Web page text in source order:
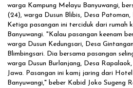
warga Kampung Melayu Banyuwangi,
(24), warga Dusun Blibis, Desa
Ketiga pasangan ini terciduk dari rumah
Banyuwangi. "Kalau pasangan keenam
warga Dusun Kedungsari, Desa
Blimbingsari. Dia bersama pasangan
warga Dusun Burlanjang, Desa
Jawa. Pasangan ini kamj jaring dari
Banyuwangi," beber Kabid Joko Sugeng